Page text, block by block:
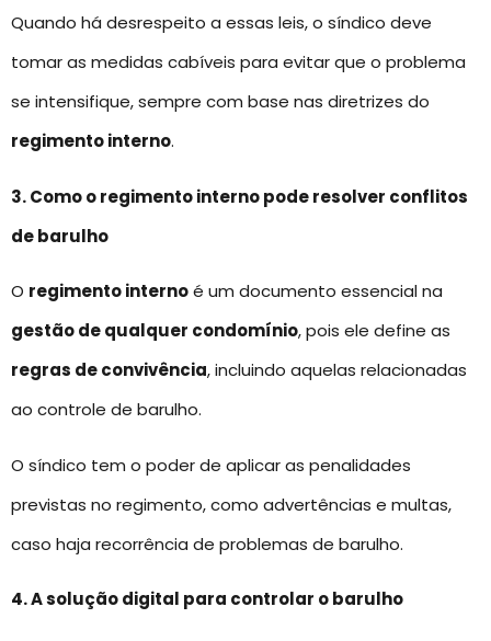
Quando há desrespeito a essas leis, o síndico deve
tomar as medidas cabíveis para evitar que o problema
se intensifique, sempre com base nas diretrizes do
regimento interno.
3. Como o regimento interno pode resolver conflitos
de barulho
O regimento internoé um documento essencial na
gestão de qualquer condomínio, pois ele define as
regras de convivência, incluindo aquelas relacionadas
ao controle de barulho.
O síndico tem o poder de aplicar as penalidades
previstas no regimento, como advertências e multas,
caso haja recorrência de problemas de barulho.
4. A solução digital para controlar o barulho